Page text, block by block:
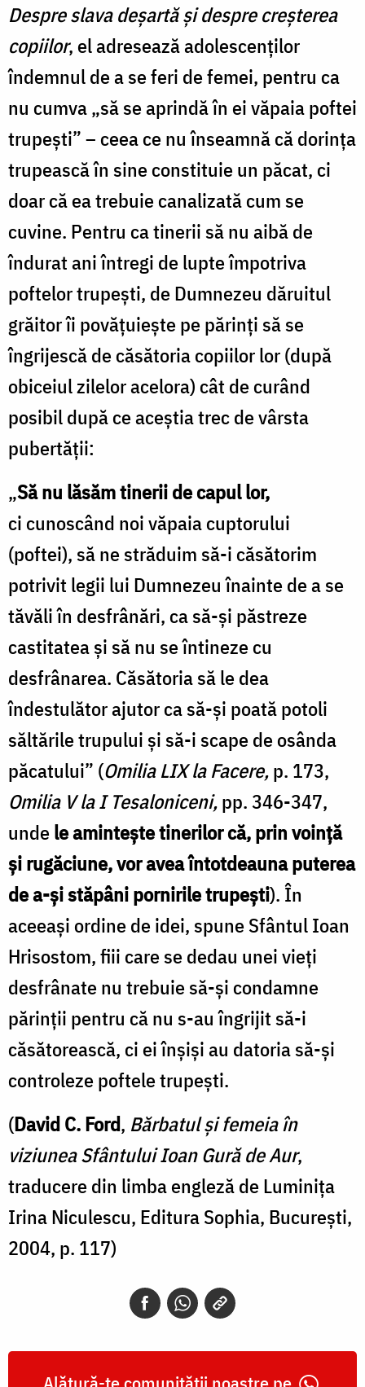
Despre slava deşartă şi despre creşterea
copiilor, el adresează adolescenţilor
îndemnul de a se feri de femei, pentru ca
nu cumva „să se aprindă în ei văpaia poftei
trupeşti” – ceea ce nu înseamnă că dorinţa
trupească în sine constituie un păcat, ci
doar că ea trebuie canalizată cum se
cuvine. Pentru ca tinerii să nu aibă de
îndurat ani întregi de lupte împotriva
poftelor trupeşti, de Dumnezeu dăruitul
grăitor îi povăţuieşte pe părinţi să se
îngrijescă de căsătoria copiilor lor (după
obiceiul zilelor acelora) cât de curând
posibil după ce aceştia trec de vârsta
pubertăţii:
„Să nu lăsăm tinerii de capul lor,
ci cunoscând noi văpaia cuptorului
(poftei), să ne străduim să-i căsătorim
potrivit legii lui Dumnezeu înainte de a se
tăvăli în desfrânări, ca să-şi păstreze
castitatea şi să nu se întineze cu
desfrânarea. Căsătoria să le dea
îndestulător ajutor ca să-şi poată potoli
săltările trupului şi să-i scape de osânda
păcatului” (Omilia LIX la Facere,p. 173,
Omilia V la I Tesaloniceni,pp. 346-347,
undele aminteşte tinerilor că, prin voinţă
şi rugăciune, vor avea întotdeauna puterea
de a-şi stăpâni pornirile trupeşti). În
aceeaşi ordine de idei, spune Sfântul Ioan
Hrisostom, fiii care se dedau unei vieţi
desfrânate nu trebuie să-şi condamne
părinţii pentru că nu s-au îngrijit să-i
căsătorească, ci ei înşişi au datoria să-şi
controleze poftele trupeşti.
(David C. Ford, Bărbatul şi femeia în
viziunea Sfântului Ioan Gură de Aur,
traducere din limba engleză de Luminiţa
Irina Niculescu, Editura Sophia, Bucureşti,
2004, p. 117)